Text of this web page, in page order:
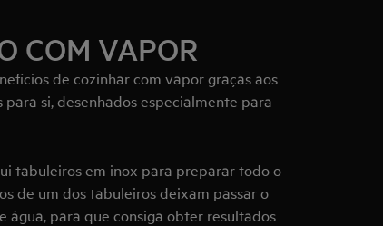
COM VAPOR
de cozinhar com vapor graças aos
si, desenhados especialmente para
tabuleiros em inox para preparar todo o
de um dos tabuleiros deixam passar o
água, para que consiga obter resultados